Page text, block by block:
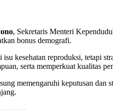
, Sekretaris Menteri
bonus demografi.
kesehatan reproduksi, tetapi
serta memperkuat kualitas
memengaruhi keputusan